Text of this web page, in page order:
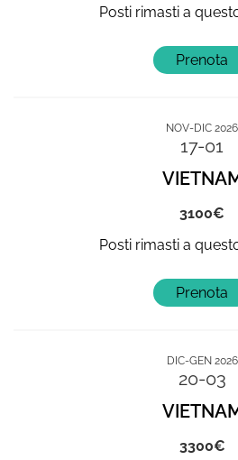
NOV-DIC 2026
17-01
3100
DIC-GEN 2026
20-03
3300